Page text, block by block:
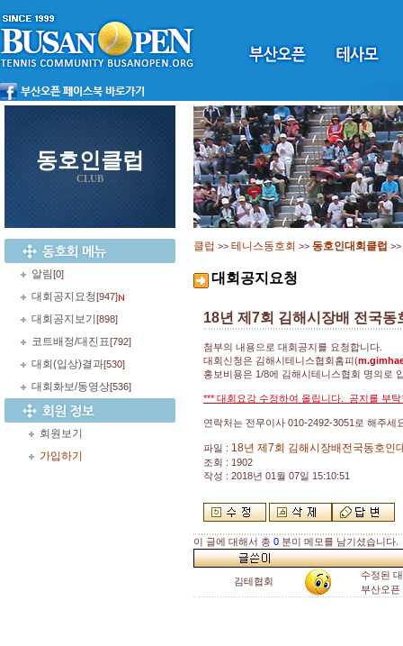
동호인클럽
CLUB
알림[0]
대회공지요청[947]
대회공지보기 [898]
코트배정/대진표[792]
대회(입상)결과[530]
대회화보/동영상[536]
회원보기
가입하기
클럽 >> 테니스동호회 >> 동호인대회클럽 >>
대회공지요청
18년 제7회 김해시장배 전국동
첨부의 내용으로 대회공지를 요청합니다.
대회신청은 김해시테니스협회홈피(
홍보비용은 1/8에 김해시테니스협회 명의로
*** 대회요강 수정하여 올립니다. 공지를 부탁
연락처는 전무이사 010-2492-3051로 해주세
파일 : 18년 제7회 김해시장배전국동호인
조회 : 1902
작성 : 2018년 01월 07일 15:10:51
이 글에 대해서 총 0 분이 메모를 남기셨습니다.
김테협회
수정된
부산오픈